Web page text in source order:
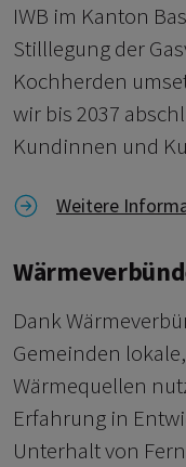
IWB im Kanton
Stilllegung der
Kochherden
wir bis 2037
Kundinnen und
Link zu Weitere
Weitere
Dank
Gemeinden
Wärmequellen
Erfahrung in
Unterhalt von